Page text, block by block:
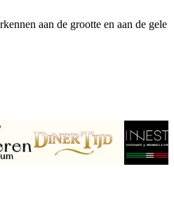
aan de grootte en aan de gele